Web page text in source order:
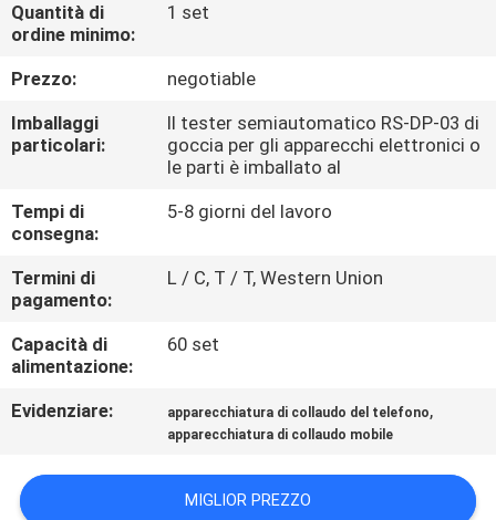
CONTROLLO
DI
QUALITÀ
CONTATTICI
NOTIZIE
UNA
CITAZIONE
VR
SHOW
Quantità di
ordine minimo:
1 set
Prezzo:
negotiable
Imballaggi
particolari:
Il tester semiautomatico RS-DP-03 di
goccia per gli apparecchi elettronici o
le parti è imballato al
Tempi di
consegna:
5-8 giorni del lavoro
Termini di
pagamento:
L / C, T / T, Western Union
Capacità di
alimentazione:
60 set
Evidenziare: apparecchiatura di collaudo del telefono,
apparecchiatura di collaudo mobile
MIGLIOR PREZZO